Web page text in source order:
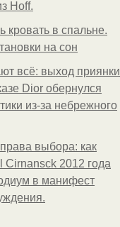
Hoff.
кровать в спальне.
на сон
всё: выход приянки
Dior обернулся
из-за небрежного
выбора: как
Cirnansck 2012 года
в манифест